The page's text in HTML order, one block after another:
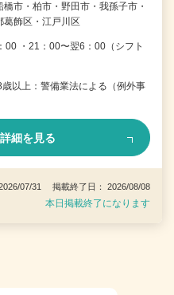
市・柏市・野田市・我孫子市・
葛飾区・江戸川区
00 ・21：00〜翌6：00（シフト
以上：警備業法による（例外事
詳細を見る
07/31 掲載終了日： 2026/08/08
本日掲載終了になります